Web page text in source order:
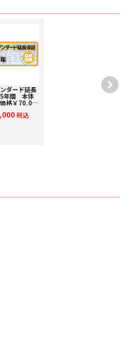
の高調波歪みを大幅に低減する、
スタンドモデルのエレガントな形
より軽く、より現代的な外観を追
造は、無着色で非常に正確なディ
には、特許取得済みのSMCディス
たサウンドを提供します。広い分
因となる高調波歪みと回折が大幅
7つの7インチ低損失ウーファーを
パルプのブレンドから構築された
を作成します。また、低損失サラ
わせると、OBERON <>ウーファ
リングされず、高精度で再現しま
ことで、ヒステリシスや渦電流に
ダード延長
年間 本体
格￥70,001
税込